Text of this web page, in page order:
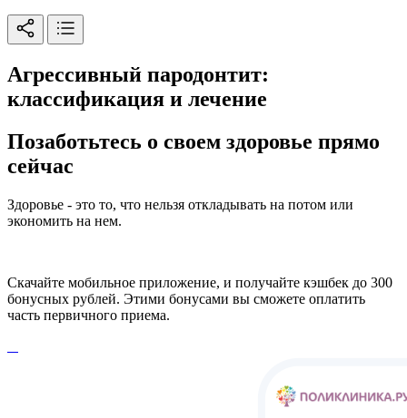
Агрессивный пародонтит:
классификация и лечение
Позаботьтесь о своем здоровье прямо
сейчас
Здоровье - это то, что нельзя откладывать на потом или
экономить на нем.
Скачайте мобильное приложение, и получайте кэшбек до 300
бонусных рублей. Этими бонусами вы сможете оплатить
часть первичного приема.